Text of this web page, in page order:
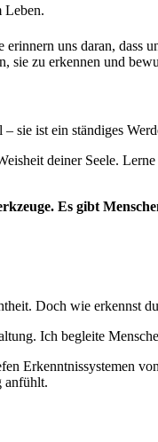
Leben.
erinnern uns daran, dass
sie zu erkennen und
ist ein ständiges
deiner Seele.
Es gibt
Doch wie erkennst
Ich begleite
Erkenntnissystemen von
anfühlt.